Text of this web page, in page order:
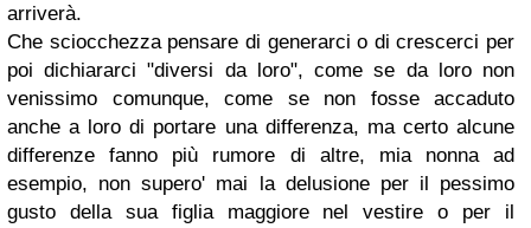
arriverà.
Che sciocchezza pensare di generarci o di crescerci per
poi dichiararci "diversi da loro", come se da loro non
venissimo comunque, come se non fosse accaduto
anche a loro di portare una differenza, ma certo alcune
differenze fanno più rumore di altre, mia nonna ad
esempio, non supero' mai la delusione per il pessimo
gusto della sua figlia maggiore nel vestire o per il